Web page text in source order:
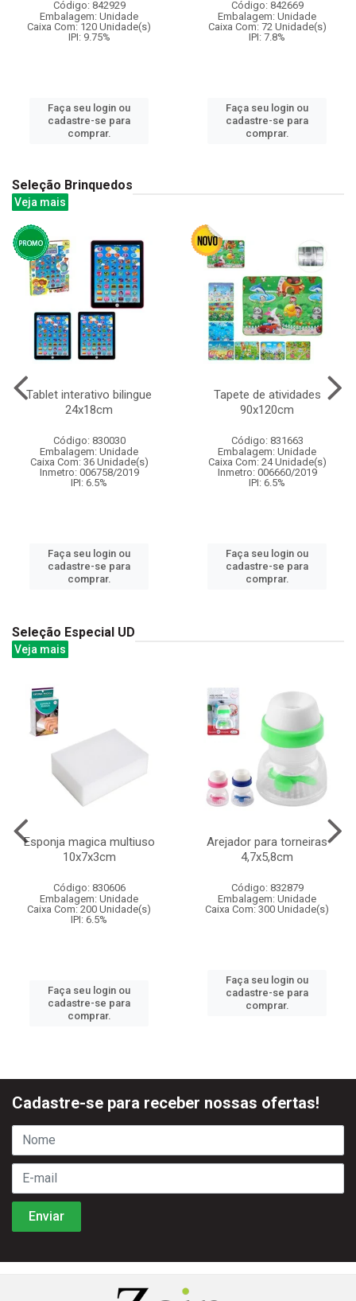
Código: 842929
Embalagem: Unidade
Caixa Com: 120 Unidade(s)
IPI: 9.75%
Faça seu login ou
cadastre-se para
comprar.
Código: 842669
Embalagem: Unidade
Caixa Com: 72 Unidade(s)
IPI: 7.8%
Faça seu login ou
cadastre-se para
comprar.
Seleção Brinquedos
Veja mais
Tablet interativo bilingue
24x18cm
Código: 830030
Embalagem: Unidade
Caixa Com: 36 Unidade(s)
Inmetro: 006758/2019
IPI: 6.5%
Faça seu login ou
cadastre-se para
comprar.
Tapete de atividades
90x120cm
Código: 831663
Embalagem: Unidade
Caixa Com: 24 Unidade(s)
Inmetro: 006660/2019
IPI: 6.5%
Faça seu login ou
cadastre-se para
comprar.
Seleção Especial UD
Veja mais
Esponja magica multiuso
10x7x3cm
Código: 830606
Embalagem: Unidade
Caixa Com: 200 Unidade(s)
IPI: 6.5%
Faça seu login ou
cadastre-se para
comprar.
Arejador para torneiras
4,7x5,8cm
Código: 832879
Embalagem: Unidade
Caixa Com: 300 Unidade(s)
Faça seu login ou
cadastre-se para
comprar.
Cadastre-se para receber nossas ofertas!